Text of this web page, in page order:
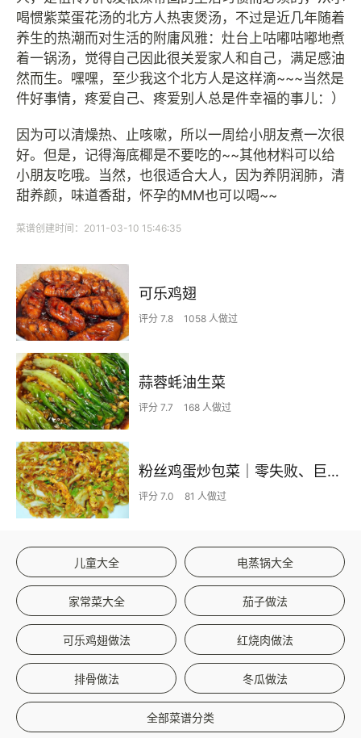
喝惯紫菜蛋花汤的北方人热衷煲汤，不过是近几年随着
养生的热潮而对生活的附庸风雅：灶台上咕嘟咕嘟地煮
着一锅汤，觉得自己因此很关爱家人和自己，满足感油
然而生。嘿嘿，至少我这个北方人是这样滴~~~当然是
件好事情，疼爱自己、疼爱别人总是件幸福的事儿：）
因为可以清燥热、止咳嗽，所以一周给小朋友煮一次很
好。但是，记得海底椰是不要吃的~~其他材料可以给
小朋友吃哦。当然，也很适合大人，因为养阴润肺，清
甜养颜，味道香甜，怀孕的MM也可以喝~~
菜谱创建时间：2011-03-10 15:46:35
可乐鸡翅
评分 7.8 1058 人做过
蒜蓉蚝油生菜
评分 7.7 168 人做过
粉丝鸡蛋炒包菜｜零失败、巨下饭
评分 7.0 81 人做过
儿童大全 电蒸锅大全
家常菜大全 茄子做法
可乐鸡翅做法 红烧肉做法
排骨做法 冬瓜做法
全部菜谱分类